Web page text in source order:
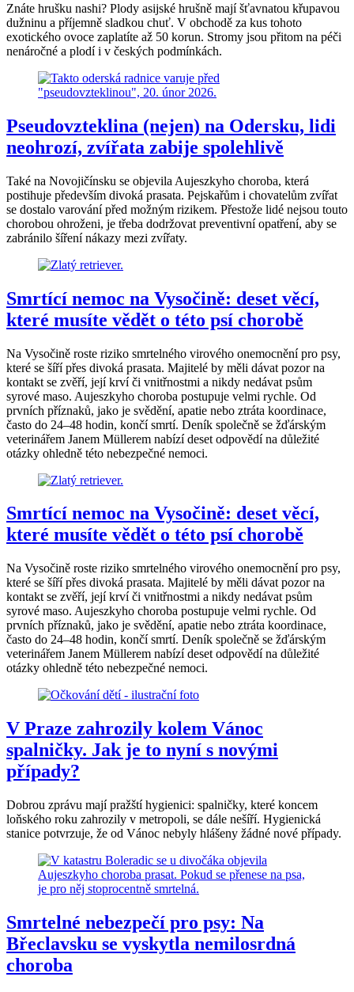
Znáte hrušku nashi? Plody asijské hrušně mají šťavnatou křupavou
dužninu a příjemně sladkou chuť. V obchodě za kus tohoto
exotického ovoce zaplatíte až 50 korun. Stromy jsou přitom na péči
nenáročné a plodí i v českých podmínkách.
Pseudovzteklina (nejen) na Odersku, lidi
neohrozí, zvířata zabije spolehlivě
Také na Novojičínsku se objevila Aujeszkyho choroba, která
postihuje především divoká prasata. Pejskařům i chovatelům zvířat
se dostalo varování před možným rizikem. Přestože lidé nejsou touto
chorobou ohroženi, je třeba dodržovat preventivní opatření, aby se
zabránilo šíření nákazy mezi zvířaty.
Smrtící nemoc na Vysočině: deset věcí,
které musíte vědět o této psí chorobě
Na Vysočině roste riziko smrtelného virového onemocnění pro psy,
které se šíří přes divoká prasata. Majitelé by měli dávat pozor na
kontakt se zvěří, její krví či vnitřnostmi a nikdy nedávat psům
syrové maso. Aujeszkyho choroba postupuje velmi rychle. Od
prvních příznaků, jako je svědění, apatie nebo ztráta koordinace,
často do 24–48 hodin, končí smrtí. Deník společně se žďárským
veterinářem Janem Müllerem nabízí deset odpovědí na důležité
otázky ohledně této nebezpečné nemoci.
Smrtící nemoc na Vysočině: deset věcí,
které musíte vědět o této psí chorobě
Na Vysočině roste riziko smrtelného virového onemocnění pro psy,
které se šíří přes divoká prasata. Majitelé by měli dávat pozor na
kontakt se zvěří, její krví či vnitřnostmi a nikdy nedávat psům
syrové maso. Aujeszkyho choroba postupuje velmi rychle. Od
prvních příznaků, jako je svědění, apatie nebo ztráta koordinace,
často do 24–48 hodin, končí smrtí. Deník společně se žďárským
veterinářem Janem Müllerem nabízí deset odpovědí na důležité
otázky ohledně této nebezpečné nemoci.
V Praze zahrozily kolem Vánoc
spalničky. Jak je to nyní s novými
případy?
Dobrou zprávu mají pražští hygienici: spalničky, které koncem
loňského roku zahrozily v metropoli, se dále nešíří. Hygienická
stanice potvrzuje, že od Vánoc nebyly hlášeny žádné nové případy.
Smrtelné nebezpečí pro psy: Na
Břeclavsku se vyskytla nemilosrdná
choroba